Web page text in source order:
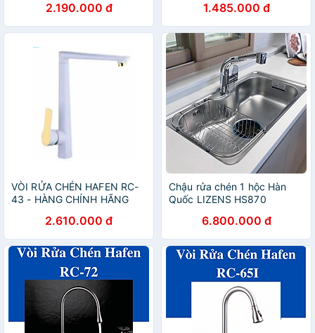
2.190.000 đ 1.485.000 đ
VÒI RỬA CHÉN HAFEN RC-
43 - HÀNG CHÍNH HÃNG
2.610.000 đ
Chậu rửa chén 1 hộc Hàn
Quốc LIZENS HS870
6.800.000 đ